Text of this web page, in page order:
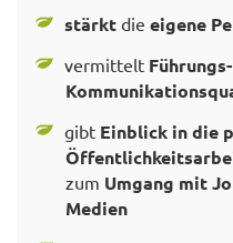
stärkt die eigene
vermittelt
gibt Einblick in die
zum Umgang mit
Medien